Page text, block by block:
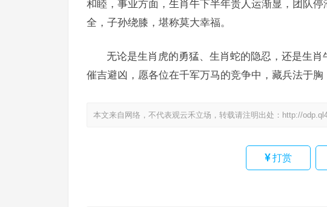
和睦，事业方面，生肖牛下半年贵人运渐显，团队
全，子孙绕膝，堪称莫大幸福。
无论是生肖虎的勇猛、生肖蛇的隐忍，还是生
催吉避凶，愿各位在千军万马的竞争中，藏兵法于胸
本文来自网络，不代表观云禾立场，转载请注明出处： http://
打赏